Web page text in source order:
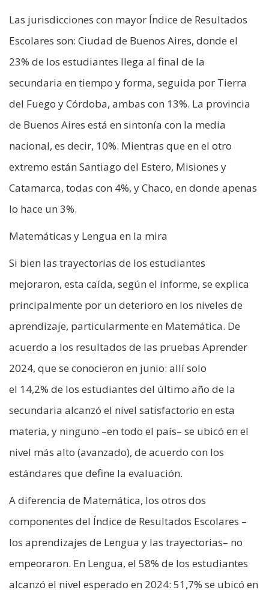
Las jurisdicciones con mayor Índice de Resultados
Escolares son: Ciudad de Buenos Aires, donde el
23% de los estudiantes llega al final de la
secundaria en tiempo y forma, seguida por Tierra
del Fuego y Córdoba, ambas con 13%. La provincia
de Buenos Aires está en sintonía con la media
nacional, es decir, 10%. Mientras que en el otro
extremo están Santiago del Estero, Misiones y
Catamarca, todas con 4%, y Chaco, en donde apenas
lo hace un 3%.
Matemáticas y Lengua en la mira
Si bien las trayectorias de los estudiantes
mejoraron, esta caída, según el informe, se explica
principalmente por un deterioro en los niveles de
aprendizaje, particularmente en Matemática. De
acuerdo a los resultados de las pruebas Aprender
2024, que se conocieron en junio: allí solo
el 14,2% de los estudiantes del último año de la
secundaria alcanzó el nivel satisfactorio en esta
materia, y ninguno –en todo el país– se ubicó en el
nivel más alto (avanzado), de acuerdo con los
estándares que define la evaluación.
A diferencia de Matemática, los otros dos
componentes del Índice de Resultados Escolares –
los aprendizajes de Lengua y las trayectorias– no
empeoraron. En Lengua, el 58% de los estudiantes
alcanzó el nivel esperado en 2024: 51,7% se ubicó en